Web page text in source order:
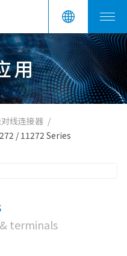
用
线连接器
/ 11272 Series
terminals